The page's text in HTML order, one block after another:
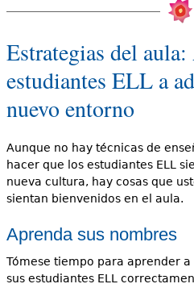
Estrategias del
estudiantes ELL a
nuevo entorno
Aunque no hay técnicas de
hacer que los estudiantes ELL
nueva cultura, hay cosas que
sientan bienvenidos en el aula.
Aprenda sus nombres
Tómese tiempo para aprender
sus estudiantes ELL